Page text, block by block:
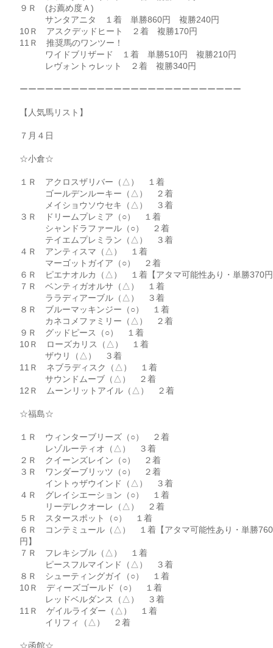
９Ｒ (お薦め度Ａ)
サンタアニタ １着 単勝860円 複勝240円
10Ｒ アスクデッドヒート ２着 複勝170円
11Ｒ 推奨馬のワンツー！
ワイドブリザード １着 単勝510円 複勝210円
レヴォントゥレット ２着 複勝340円
ーーーーーーーーーーーーーーーーーーーーーーーーーー
【人気馬リスト】
７月４日
☆小倉☆
１Ｒ アクロスザリバー（△） １着
ゴールデンルーキー（△） ２着
メイショウソウセキ（△） ３着
３Ｒ ドリームプレミア（○） １着
シャンドラファール（○） ２着
テイエムプレミラン（△） ３着
４Ｒ アンティスマ（△） １着
マーゴットガイア（○） ２着
６Ｒ ピエナオルカ（△） １着【アタマ可能性あり・単勝370
７Ｒ ベンティガオルサ（△） １着
ララディアーブル（△） ３着
８Ｒ ブルーマッキンジー（○） １着
カネコメファミリー（△） ２着
９Ｒ グッドピース（○） １着
10Ｒ ローズカリス（△） １着
ザウリ（△） ３着
11Ｒ ネブラディスク（△） １着
サウンドムーブ（△） ２着
12Ｒ ムーンリットアイル（△） ２着
☆福島☆
１Ｒ ウィンターブリーズ（○） ２着
レゾルーティオ（△） ３着
２Ｒ クイーンズレイン（○） ２着
３Ｒ ワンダーブリッツ（○） ２着
イントゥザウインド（△） ３着
４Ｒ グレイシエーション（○） １着
リーデレクオーレ（△） ２着
５Ｒ スタースポット（○） １着
６Ｒ コンテミュール（△） １着【アタマ可能性あり・単勝760
円】
７Ｒ フレキシブル（△） １着
ピースフルマインド（△） ３着
８Ｒ シューティングガイ（○） １着
10Ｒ ディーズゴールド（○） １着
レッドベルダンス（△） ３着
11Ｒ ゲイルライダー（△） １着
イリフィ（△） ２着
☆函館☆